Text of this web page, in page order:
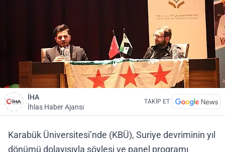
İHA
İhlas Haber Ajansı
TAKİP ET
Karabük Üniversitesi’nde (KBÜ), Suriye devriminin yıl
dönümü dolayısıyla söyleşi ve panel programı